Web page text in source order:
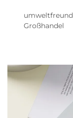
Großhandel